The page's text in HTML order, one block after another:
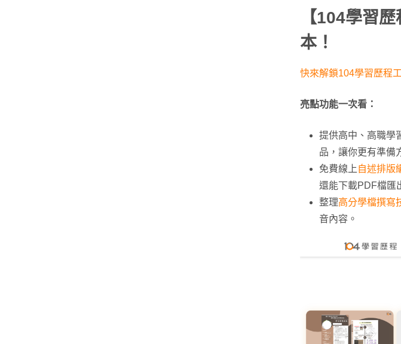
【104學習
本！
快來解鎖104學習歷程
亮點功能一次看：
提供高中、高職學
品，讓你更有準備
免費線上 自述排版
還能下載PDF檔匯
整理高分學檔撰寫
音內容。